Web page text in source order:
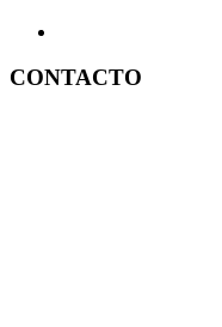
CONTACTO